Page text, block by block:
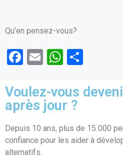
Qu’en pensez-vous?
F
ce
b
o
o
k
E
ail
W
at
s
A
p
ta
er
Voulez-vous
après jour ?
Depuis 10 ans, plus de 15 000
confiance pour les aider à
alternatifs.